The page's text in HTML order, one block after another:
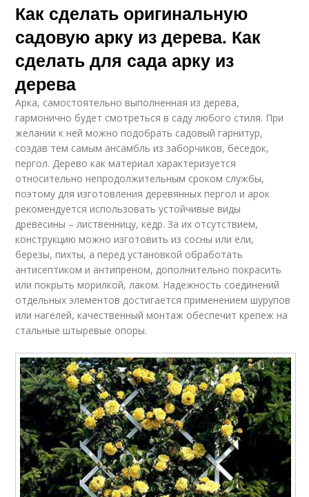
Как сделать оригинальную
садовую арку из дерева. Как
сделать для сада арку из
дерева
Арка, самостоятельно выполненная из дерева,
гармонично будет смотреться в саду любого стиля. При
желании к ней можно подобрать садовый гарнитур,
создав тем самым ансамбль из заборчиков, беседок,
пергол. Дерево как материал характеризуется
относительно непродолжительным сроком службы,
поэтому для изготовления деревянных пергол и арок
рекомендуется использовать устойчивые виды
древесины – лиственницу, кедр. За их отсутствием,
конструкцию можно изготовить из сосны или ели,
березы, пихты, а перед установкой обработать
антисептиком и антипреном, дополнительно покрасить
или покрыть морилкой, лаком. Надежность соединений
отдельных элементов достигается применением шурупов
или нагелей, качественный монтаж обеспечит крепеж на
стальные штыревые опоры.